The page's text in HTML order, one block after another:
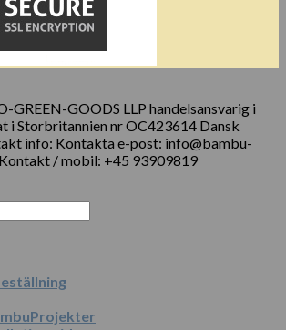
GREEN-GOODS LLP handelsansvarig i
i Storbritannien nr OC423614 Dansk
info: Kontakta e-post: info@bambu-
/ mobil: +45 93909819